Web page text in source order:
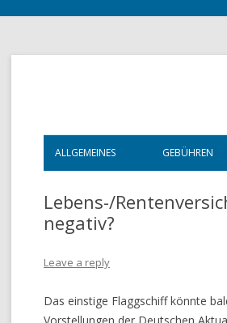
ALLGEMEINES
ÖFFNUNGSZEITEN
GEBÜHREN
Lebens-/
negativ?
Leave a reply
Das einstige Flaggschiff könnte